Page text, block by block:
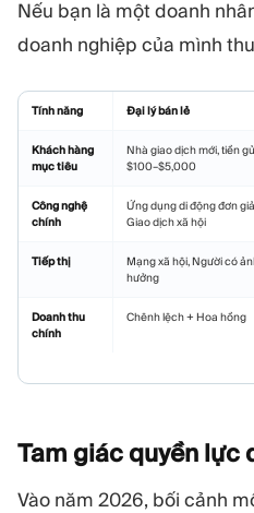
Nếu bạn là một doanh
doanh nghiệp của mình
Tính năng Đại lý bán lẻ
Khách hàng
mục tiêu
Nhà giao dịch mới, tiền
$100–$5,000
Công nghệ
chính
Ứng dụng di động đơn
Giao dịch xã hội
Tiếp thị
Mạng xã hội, Người có
hưởng
Doanh thu
chính
Chênh lệch + Hoa hồng
Tam giác quyền lực
Vào năm 2026, bối cảnh